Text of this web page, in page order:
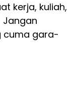
kerja, kuliah,
cuma gara-